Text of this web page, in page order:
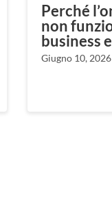
Perché
non
business
Giugno 10, 2026